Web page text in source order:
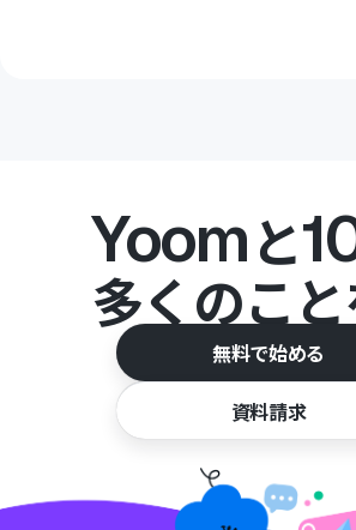
Yoomと
多くのこと
無料で始める
資料請求